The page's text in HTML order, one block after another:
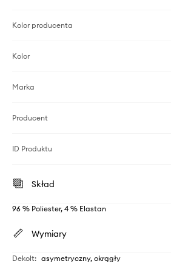
Kolor producenta
Kolor
Marka
Producent
ID Produktu
Skład
96 % Poliester, 4 % Elastan
Wymiary
Dekolt: asymetryczny, okrągły